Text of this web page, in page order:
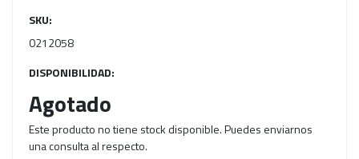
SKU:
0212058
DISPONIBILIDAD:
Agotado
Este producto no tiene stock disponible. Puedes enviarnos
una consulta al respecto.